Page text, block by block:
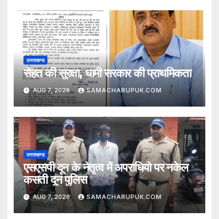
उत्तराखण्ड
सेहत की सुरक्षा, धामी सरकार की प्राथमिकता
AUG 7, 2026 SAMACHARUPUK.COM
उत्तराखण्ड
एसएसपी दून के नेतृत्व में अपराधियो पर नकेल
कसती दून पुलिस
AUG 7, 2026 SAMACHARUPUK.COM